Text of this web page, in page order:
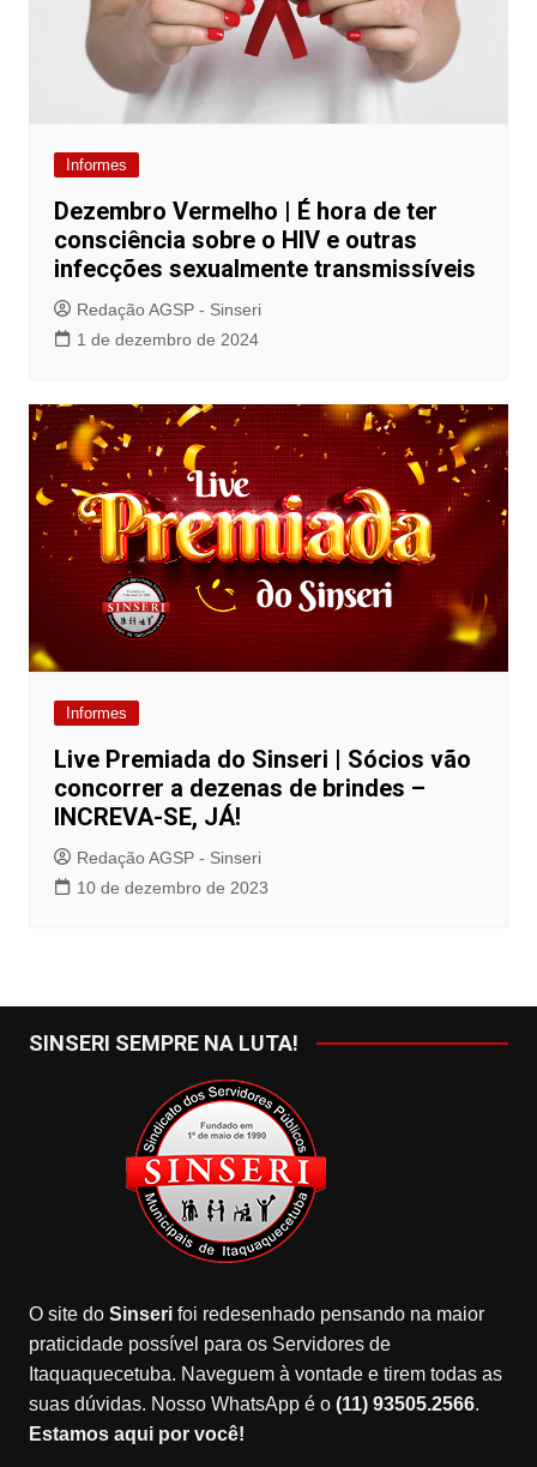
Informes
Dezembro Vermelho | É hora de ter
consciência sobre o HIV e outras
infecções sexualmente transmissíveis
Redação AGSP - Sinseri
1 de dezembro de 2024
Informes
Live Premiada do Sinseri | Sócios vão
concorrer a dezenas de brindes –
INCREVA-SE, JÁ!
Redação AGSP - Sinseri
10 de dezembro de 2023
SINSERI SEMPRE NA LUTA!
O site do Sinserifoi redesenhado pensando na maior
praticidade possível para os Servidores de
Itaquaquecetuba. Naveguem à vontade e tirem todas as
suas dúvidas. Nosso WhatsApp é o (11) 93505.2566.
Estamos aqui por você!